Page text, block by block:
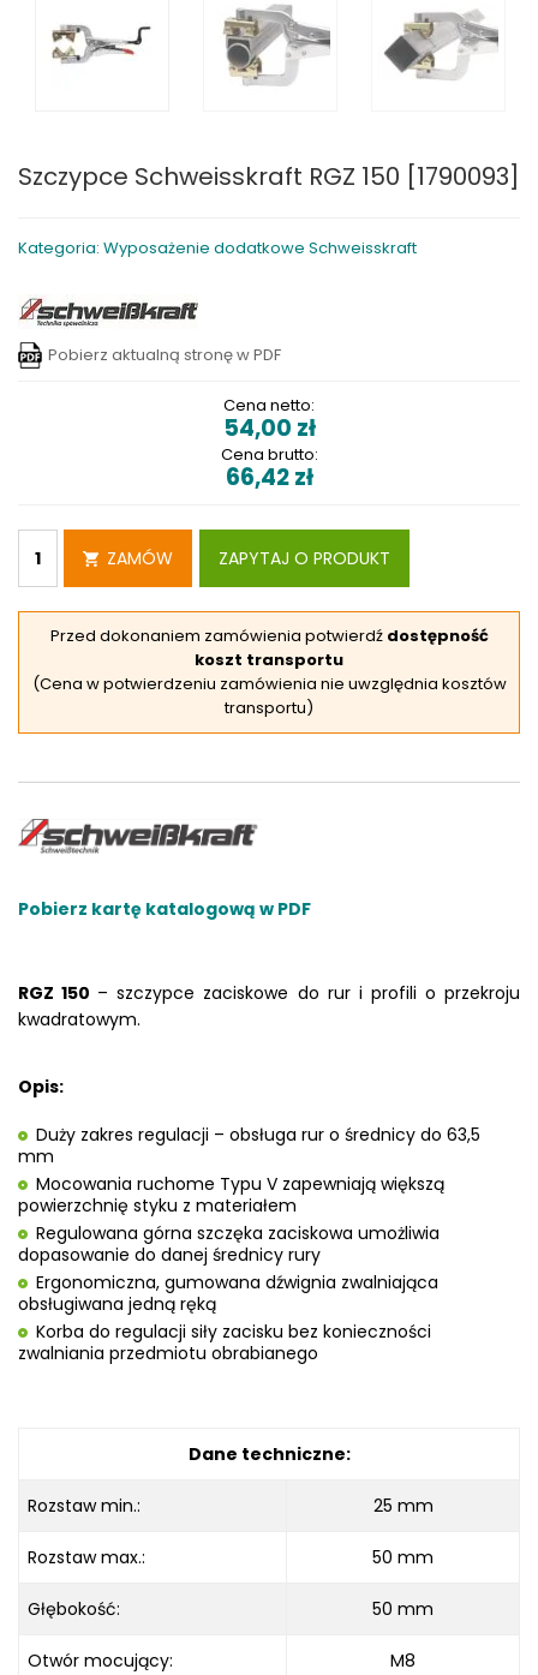
Szczypce Schweisskraft RGZ 150 [1790093]
Kategoria: Wyposażenie dodatkowe Schweisskraft
Pobierz aktualną stronę w PDF
Cena netto:
54,00 zł
Cena brutto:
66,42zł
ZAMÓW ZAPYTAJ O PRODUKT
Przed dokonaniem zamówienia potwierdź dostępność
koszt transportu
(Cena w potwierdzeniu zamówienia nie uwzględnia kosztów
transportu)
Pobierz kartę katalogową w PDF
RGZ 150 – szczypce zaciskowe do rur i profili o przekroju
kwadratowym.
Opis:
Duży zakres regulacji – obsługa rur o średnicy do 63,5
mm
Mocowania ruchome Typu V zapewniają większą
powierzchnię styku z materiałem
Regulowana górna szczęka zaciskowa umożliwia
dopasowanie do danej średnicy rury
Ergonomiczna, gumowana dźwignia zwalniająca
obsługiwana jedną ręką
Korba do regulacji siły zacisku bez konieczności
zwalniania przedmiotu obrabianego
Dane techniczne:
Rozstaw min.: 25 mm
Rozstaw max.: 50 mm
Głębokość: 50 mm
Otwór mocujący: M8